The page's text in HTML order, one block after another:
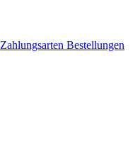
Zahlungsarten Bestellungen